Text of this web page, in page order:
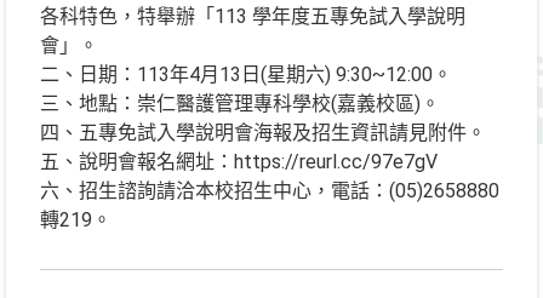
各科特色，特舉辦「113 學年度五專免試入學說明
會」。
二、日期：113年4月13日(星期六) 9:30~12:00。
三、地點：崇仁醫護管理專科學校(嘉義校區)。
四、五專免試入學說明會海報及招生資訊請見附件。
五、說明會報名網址：https://reurl.cc/97e7gV
六、招生諮詢請洽本校招生中心，電話：(05)2658880
轉219。